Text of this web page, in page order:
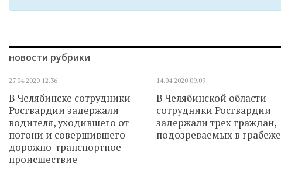
новости рубрики
27.04.2020 12.36
В Челябинске сотрудники
Росгвардии задержали
водителя, уходившего от
погони и совершившего
дорожно-транспортное
происшествие
14.04.2020 09.09
В Челябинской области
сотрудники Росгвардии
задержали трех граждан,
подозреваемых в грабеже